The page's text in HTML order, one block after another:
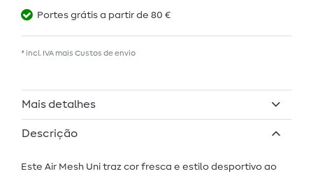
Portes grátis a partir de 80 €
* incl. IVA mais Custos de envio
Mais detalhes
Descrição
Este Air Mesh Uni traz cor fresca e estilo desportivo ao